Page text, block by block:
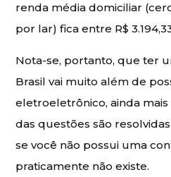
renda média domiciliar
por lar) fica entre R$
Nota-se, portanto, que ter
Brasil vai muito além de
eletroeletrônico, ainda
das questões são
se você não possui uma
praticamente não existe.